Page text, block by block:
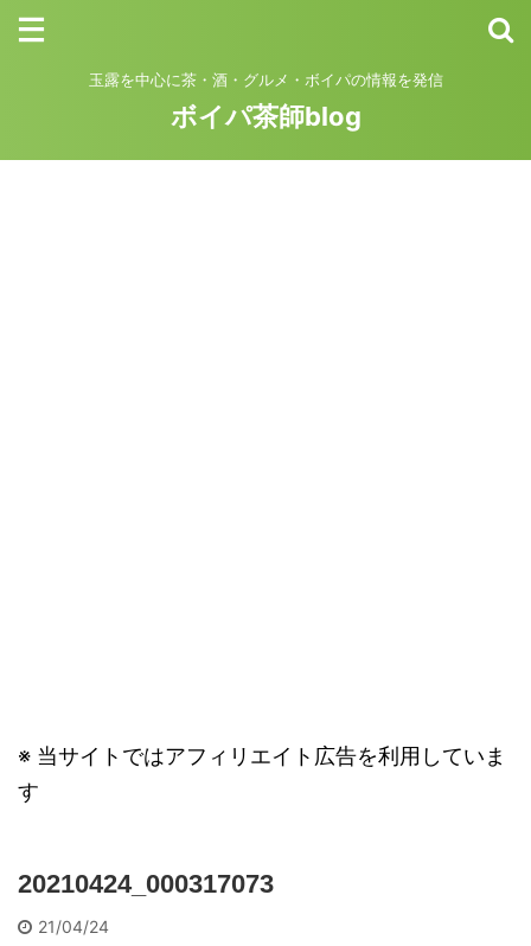
玉露を中心に茶・酒・グルメ・ボイパの情報を発信
ボイパ茶師blog
※ 当サイトではアフィリエイト広告を利用していま
す
20210424_000317073
21/04/24